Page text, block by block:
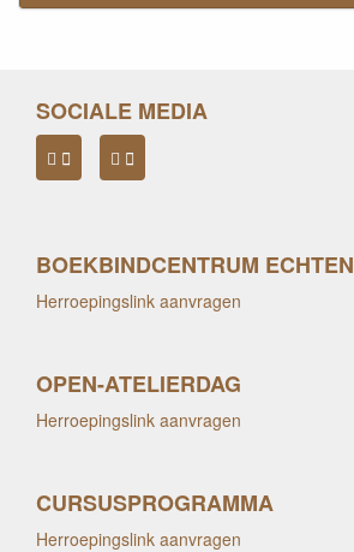
SOCIALE MEDIA
BOEKBINDCENTRUM ECHTEN
Herroepingslink aanvragen
OPEN-ATELIERDAG
Herroepingslink aanvragen
CURSUSPROGRAMMA
Herroepingslink aanvragen